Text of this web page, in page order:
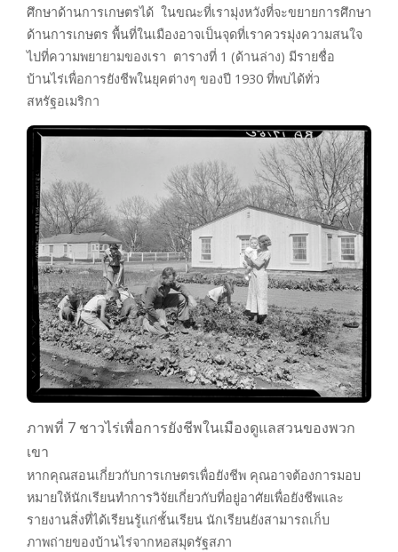
ศึกษาด้านการเกษตรได้ ในขณะที่เรามุ่งหวังที่จะขยายการศึกษา
ด้านการเกษตร พื้นที่ในเมืองอาจเป็นจุดที่เราควรมุ่งความสนใจ
ไปที่ความพยายามของเรา ตารางที่ 1 (ด้านล่าง) มีรายชื่อ
บ้านไร่เพื่อการยังชีพในยุคต่างๆ ของปี 1930 ที่พบได้ทั่ว
สหรัฐอเมริกา
ภาพที่ 7 ชาวไร่เพื่อการยังชีพในเมืองดูแลสวนของพวก
เขา
หากคุณสอนเกี่ยวกับการเกษตรเพื่อยังชีพ คุณอาจต้องการมอบ
หมายให้นักเรียนทำการวิจัยเกี่ยวกับที่อยู่อาศัยเพื่อยังชีพและ
รายงานสิ่งที่ได้เรียนรู้แก่ชั้นเรียน นักเรียนยังสามารถเก็บ
ภาพถ่ายของบ้านไร่จากหอสมุดรัฐสภา